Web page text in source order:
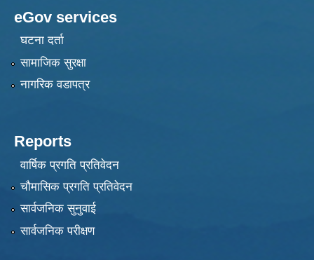
eGov services
घटना दर्ता
सामाजिक सुरक्षा
नागरिक वडापत्र
Reports
वार्षिक प्रगति प्रतिवेदन
चौमासिक प्रगति प्रतिवेदन
सार्वजनिक सुनुवाई
सार्वजनिक परीक्षण